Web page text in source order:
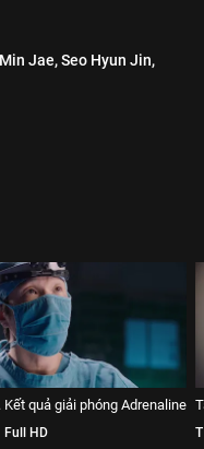
Jae,Seo Hyun Jin,
Kết quả giải phóng Adrenaline
Full HD